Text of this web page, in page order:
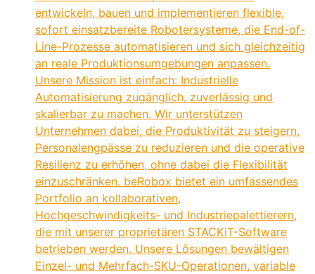
entwickeln, bauen und implementieren flexible,
sofort einsatzbereite Robotersysteme, die End-of-
Line-Prozesse automatisieren und sich gleichzeitig
an reale Produktionsumgebungen anpassen.
Unsere Mission ist einfach: Industrielle
Automatisierung zugänglich, zuverlässig und
skalierbar zu machen. Wir unterstützen
Unternehmen dabei, die Produktivität zu steigern,
Personalengpässe zu reduzieren und die operative
Resilienz zu erhöhen, ohne dabei die Flexibilität
einzuschränken. beRobox bietet ein umfassendes
Portfolio an kollaborativen,
Hochgeschwindigkeits- und Industriepalettierern,
die mit unserer proprietären STACKiT-Software
betrieben werden. Unsere Lösungen bewältigen
Einzel- und Mehrfach-SKU-Operationen, variable